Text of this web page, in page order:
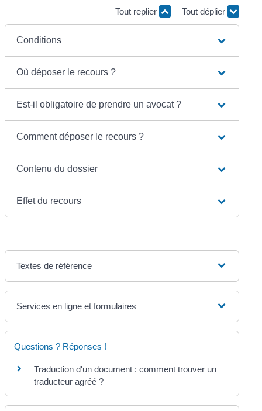
Tout replier Tout déplier
Conditions
Où déposer le recours ?
Est-il obligatoire de prendre un avocat ?
Comment déposer le recours ?
Contenu du dossier
Effet du recours
Textes de référence
Services en ligne et formulaires
Questions ? Réponses !
Traduction d'un document : comment trouver un
traducteur agréé ?